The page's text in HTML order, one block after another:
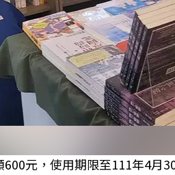
600元，使用期限至111年4月